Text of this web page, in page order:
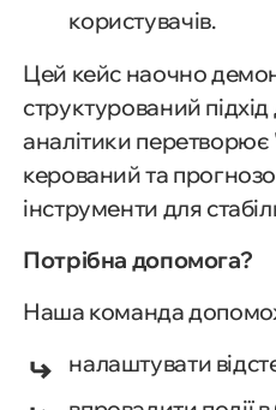
користувачів.
Цей кейс наочно
структурований
аналітики перетворює
керований та
інструменти для
Потрібна допомога?
Наша команда
налаштувати